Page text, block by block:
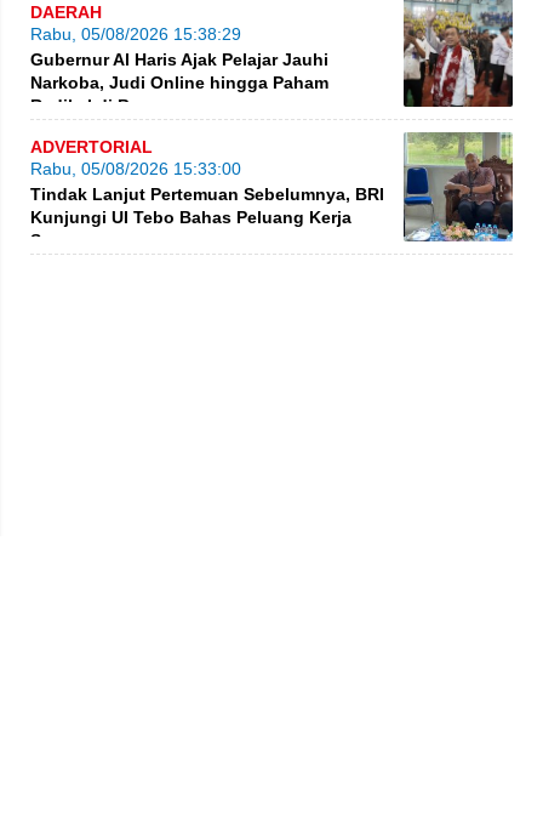
DAERAH
Rabu, 05/08/2026 15:38:29
Gubernur Al Haris Ajak Pelajar Jauhi
Narkoba, Judi Online hingga Paham
Radikal di Bungo
ADVERTORIAL
Rabu, 05/08/2026 15:33:00
Tindak Lanjut Pertemuan Sebelumnya, BRI
Kunjungi UI Tebo Bahas Peluang Kerja
Sama